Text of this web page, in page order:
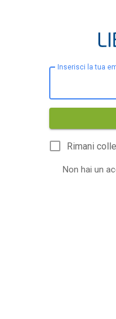
Inserisci la tua
Rimani
Non hai un